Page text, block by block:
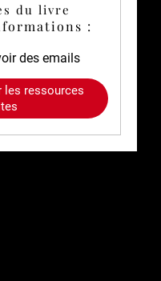
du livre
:
des emails
les ressources